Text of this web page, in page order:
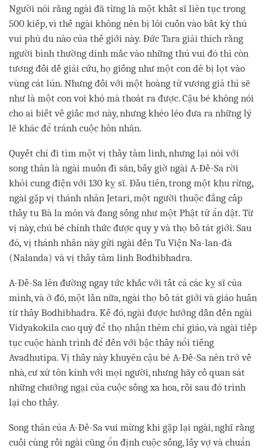
Người nói rằng ngài đã từng là một khất sĩ liên tục trong
500 kiếp, vì thế ngài không nên bị lôi cuốn vào bất kỳ thú
vui phù du nào của thế giới này. Đức Tara giải thích rằng
người bình thường dính mắc vào những thú vui đó thì còn
tương đối dễ giải cứu, họ giống như một con dê bị lọt vào
vùng cát lún. Nhưng đối với một hoàng tử vương giả thì sẽ
như là một con voi khó mà thoát ra được. Cậu bé không nói
cho ai biết về giấc mơ này, nhưng khéo léo đưa ra những lý
lẽ khác để tránh cuộc hôn nhân.
Quyết chí đi tìm một vị thầy tâm linh, nhưng lại nói với
song thân là ngài muốn đi săn, bấy giờ ngài A-Đề-Sa rời
khỏi cung điện với 130 kỵ sĩ. Đầu tiên, trong một khu rừng,
ngài gặp vị thánh nhân Jetari, một người thuộc đẳng cấp
thầy tu Bà la môn và đang sống như một Phật tử ẩn dật. Từ
vị này, chú bé chính thức được quy y và thọ bồ tát giới. Sau
đó, vị thánh nhân này gửi ngài đến Tu Viện Na-lan-đà
(Nalanda) và vị thầy tâm linh Bodhibhadra.
A-Đề-Sa lên đường ngay tức khắc với tất cả các kỵ sĩ của
mình, và ở đó, một lần nữa, ngài thọ bồ tát giới và giáo huấn
từ thầy Bodhibhadra. Kế đó, ngài được hướng dẫn đến ngài
Vidyakokila cao quý để thọ nhận thêm chỉ giáo, và ngài tiếp
tục cuộc hành trình để đến với bậc thầy nổi tiếng
Avadhutipa. Vị thầy này khuyên cậu bé A-Đề-Sa nên trở về
nhà, cư xử tôn kính với mọi người, nhưng hãy cố quan sát
những chướng ngại của cuộc sống xa hoa, rồi sau đó trình
lại cho thầy.
Song thân của A-Đề-Sa vui mừng khi gặp lại ngài, nghĩ rằng
cuối cùng rồi ngài cũng ổn định cuộc sống, lấy vợ và chuẩn